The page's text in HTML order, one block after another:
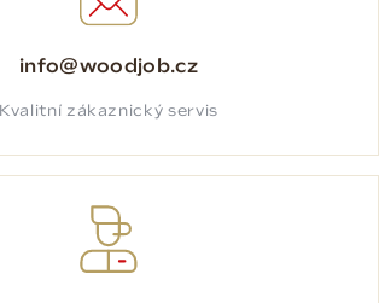
info@woodjob.cz
Kvalitní zákaznický servis